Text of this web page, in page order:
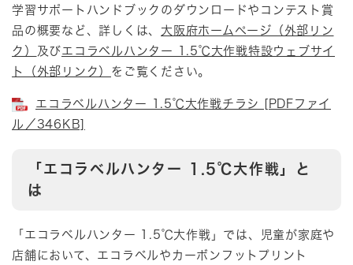
学習サポートハンドブックのダウンロードやコンテスト賞
品の概要など、詳しくは、 大阪府ホームページ（外部リン
ク）
及びエコラベルハンター 1.5℃大作戦特設ウェブサイ
ト（外部リンク） をご覧ください。
エコラベルハンター 1.5℃大作戦チラシ [PDFファイ
ル／346KB]
「エコラベルハンター 1.5℃大作戦」と
は
「エコラベルハンター 1.5℃大作戦」では、児童が家庭や
店舗において、エコラベルやカーボンフットプリント